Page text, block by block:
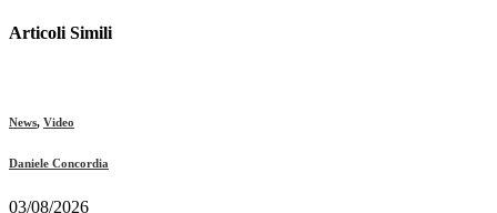
Articoli Simili
News, Video
Daniele Concordia
03/08/2026